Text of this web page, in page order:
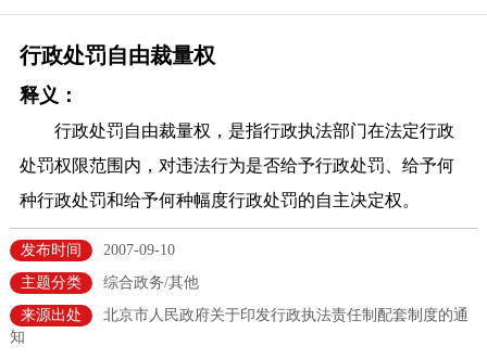
各区热点
政务公开
市领导 机构职能 政策服务
政策兑现
行政处罚自由裁量权
释义：
行政处罚自由裁量权，是指行政执法部门在法定行政
处罚权限范围内，对违法行为是否给予行政处罚、给予何
种行政处罚和给予何种幅度行政处罚的自主决定权。
发布时间
2007-09-10
主题分类
综合政务/其他
来源出处
北京市人民政府关于印发行政执法责任制配套制度的通
知